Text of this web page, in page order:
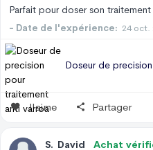
Parfait pour doser son traitement
- Date de l'expérience: 24 oct.
Doseur de
J'aime Partager
S. David Achat